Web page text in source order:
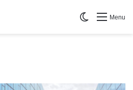
Menu
Switch skin